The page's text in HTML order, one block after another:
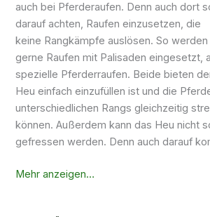
auch bei Pferderaufen. Denn auch dort
darauf achten, Raufen einzusetzen, die
keine Rangkämpfe auslösen. So
gerne Raufen mit Palisaden eingesetzt,
spezielle Pferderraufen. Beide bieten
Heu einfach einzufüllen ist und die
unterschiedlichen Rangs gleichzeitig
können. Außerdem kann das Heu nicht
gefressen werden. Denn auch darauf
Mehr anzeigen…